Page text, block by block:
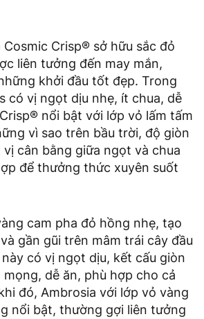
Cosmic Crisp® sở hữu sắc đỏ
liên tưởng đến may mắn,
khởi đầu tốt đẹp. Trong
có vị ngọt dịu nhẹ, ít chua, dễ
nổi bật với lớp vỏ lấm tấm
vì sao trên bầu trời, độ giòn
cân bằng giữa ngọt và chua
để thưởng thức xuyên suốt
cam pha đỏ hồng nhẹ, tạo
gần gũi trên mâm trái cây đầu
có vị ngọt dịu, kết cấu giòn
dễ ăn, phù hợp cho cả
đó, Ambrosia với lớp vỏ vàng
nổi bật, thường gợi liên tưởng